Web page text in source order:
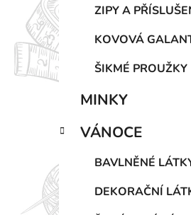
ZIPY A
KOVOVÁ
ŠIKMÉ PROUŽKY
MINKY
VÁNOCE
BAVLNĚNÉ
DEKORAČNÍ